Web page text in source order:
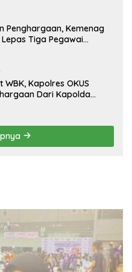
Penghargaan, Kemenag
Lepas Tiga Pegawai
WBK, Kapolres OKUS
Dari Kapolda